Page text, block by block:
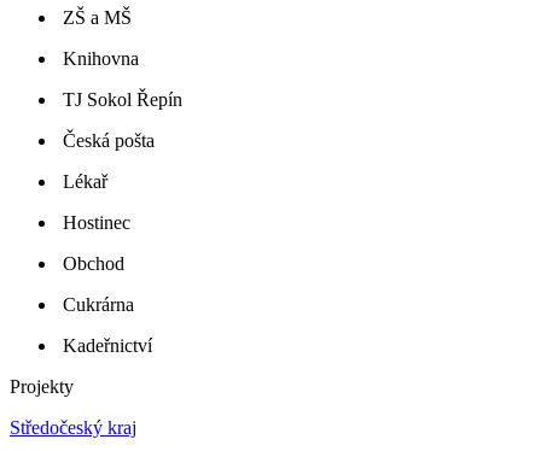
ZŠ a MŠ
Knihovna
TJ Sokol Řepín
Česká pošta
Lékař
Hostinec
Obchod
Cukrárna
Kadeřnictví
Projekty
Středočeský kraj